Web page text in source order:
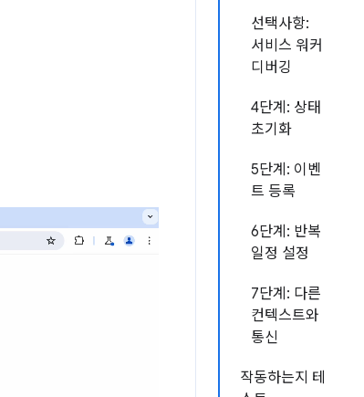
선택사항:
서비스 워커
디버깅
4단계: 상태
초기화
5단계: 이벤
트 등록
6단계: 반복
일정 설정
7단계: 다른
컨텍스트와
통신
작동하는지 테